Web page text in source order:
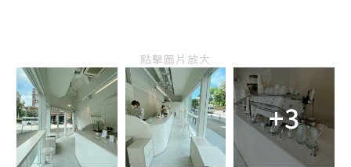
點擊圖片放大
+3